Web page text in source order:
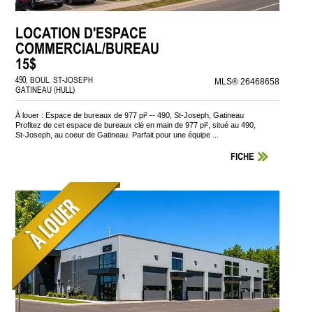
LOCATION D'ESPACE
COMMERCIAL/BUREAU
15$
490, BOUL. ST-JOSEPH
GATINEAU (HULL)
MLS® 26468658
À louer : Espace de bureaux de 977 pi² -- 490, St-Joseph, Gatineau
Profitez de cet espace de bureaux clé en main de 977 pi², situé au 490,
St-Joseph, au coeur de Gatineau. Parfait pour une équipe ...
FICHE